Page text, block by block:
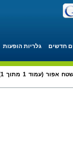
חדשים גלריות הופעות
(עמוד 1 מתוך 1)